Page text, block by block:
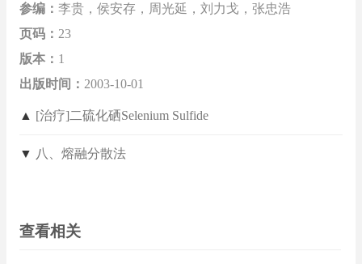
参编： 李贵，侯安存，周光延，刘力戈，张忠浩
页码： 23
版本： 1
出版时间： 2003-10-01
▲ [治疗]二硫化硒Selenium Sulfide
▼ 八、熔融分散法
查看相关